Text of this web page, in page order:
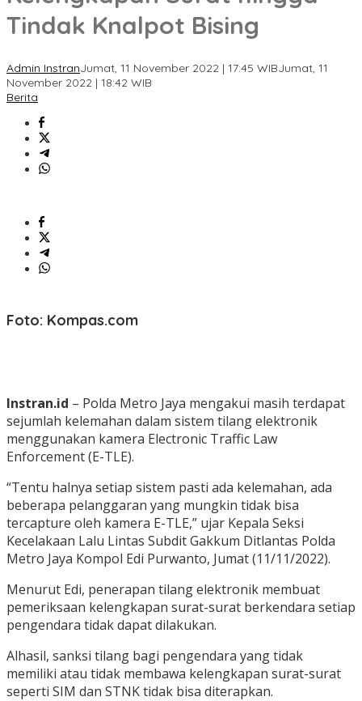
Tindak Knalpot Bising
Admin InstranJumat, 11 November 2022 | 17:45 WIBJumat, 11
November 2022 | 18:42 WIB
Berita
Foto: Kompas.com
Instran.id – Polda Metro Jaya mengakui masih terdapat
sejumlah kelemahan dalam sistem tilang elektronik
menggunakan kamera Electronic Traffic Law
Enforcement (E-TLE).
“Tentu halnya setiap sistem pasti ada kelemahan, ada
beberapa pelanggaran yang mungkin tidak bisa
tercapture oleh kamera E-TLE,” ujar Kepala Seksi
Kecelakaan Lalu Lintas Subdit Gakkum Ditlantas Polda
Metro Jaya Kompol Edi Purwanto, Jumat (11/11/2022).
Menurut Edi, penerapan tilang elektronik membuat
pemeriksaan kelengkapan surat-surat berkendara setiap
pengendara tidak dapat dilakukan.
Alhasil, sanksi tilang bagi pengendara yang tidak
memiliki atau tidak membawa kelengkapan surat-surat
seperti SIM dan STNK tidak bisa diterapkan.